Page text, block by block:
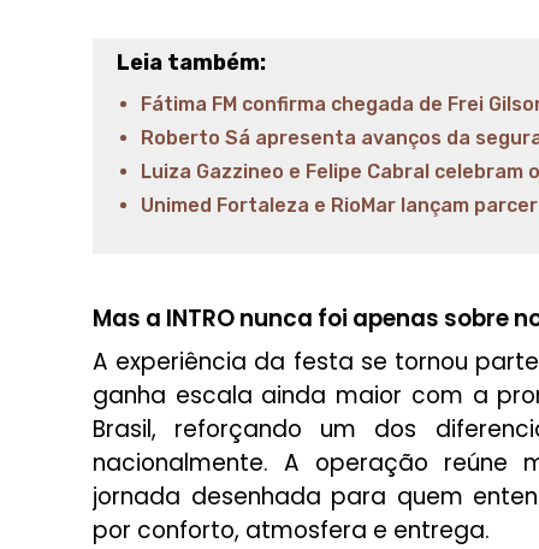
Leia também:
Fátima FM confirma chegada de Frei
Roberto Sá apresenta avanços da
Luiza Gazzineo e Felipe Cabral
Unimed Fortaleza e RioMar lançam
Mas a INTRO nunca foi apenas sobre
A experiência da festa se tornou
ganha escala ainda maior com a
Brasil, reforçando um dos
nacionalmente. A operação reúne
jornada desenhada para quem
por conforto, atmosfera e entrega.